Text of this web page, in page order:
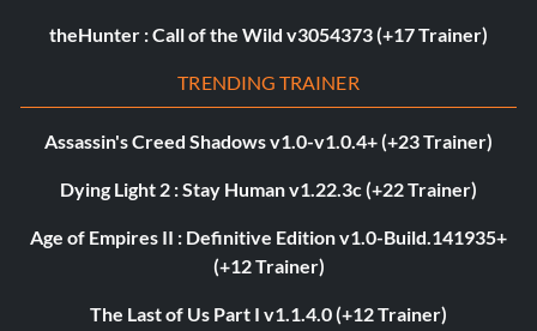
theHunter : Call of the Wild v3054373 (+17 Trainer)
TRENDING TRAINER
Assassin's Creed Shadows v1.0-v1.0.4+ (+23 Trainer)
Dying Light 2 : Stay Human v1.22.3c (+22 Trainer)
Age of Empires II : Definitive Edition v1.0-Build.141935+
(+12 Trainer)
The Last of Us Part I v1.1.4.0 (+12 Trainer)